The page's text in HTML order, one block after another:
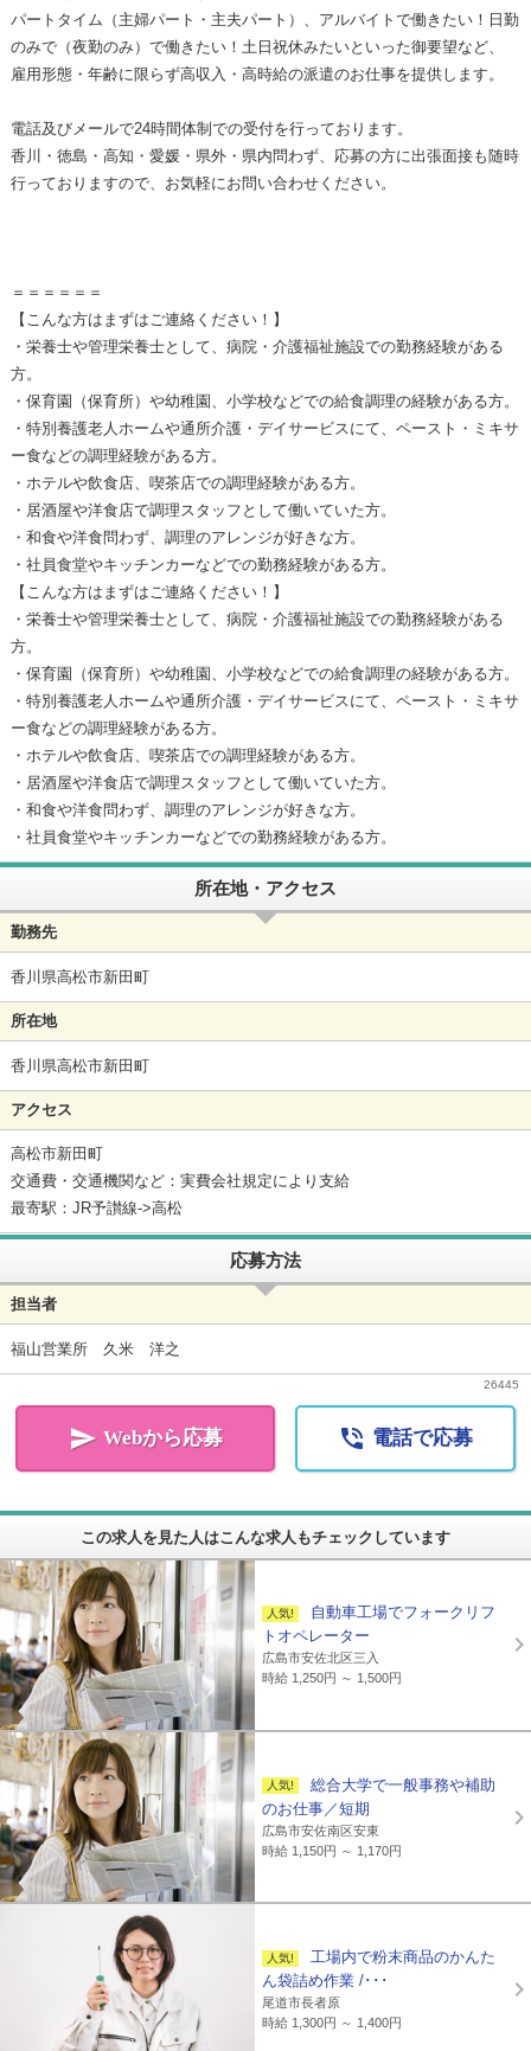
パートタイム（主婦パート・主夫パート）、アルバイトで働きたい！日勤
のみで（夜勤のみ）で働きたい！土日祝休みたいといった御要望など、
雇用形態・年齢に限らず高収入・高時給の派遣のお仕事を提供します。
電話及びメールで24時間体制での受付を行っております。
香川・徳島・高知・愛媛・県外・県内問わず、応募の方に出張面接も随時
行っておりますので、お気軽にお問い合わせください。
＝＝＝＝＝＝
【こんな方はまずはご連絡ください！】
・栄養士や管理栄養士として、病院・介護福祉施設での勤務経験がある
方。
・保育園（保育所）や幼稚園、小学校などでの給食調理の経験がある方。
・特別養護老人ホームや通所介護・デイサービスにて、ペースト・ミキサ
ー食などの調理経験がある方。
・ホテルや飲食店、喫茶店での調理経験がある方。
・居酒屋や洋食店で調理スタッフとして働いていた方。
・和食や洋食問わず、調理のアレンジが好きな方。
・社員食堂やキッチンカーなどでの勤務経験がある方。
【こんな方はまずはご連絡ください！】
・栄養士や管理栄養士として、病院・介護福祉施設での勤務経験がある
方。
・保育園（保育所）や幼稚園、小学校などでの給食調理の経験がある方。
・特別養護老人ホームや通所介護・デイサービスにて、ペースト・ミキサ
ー食などの調理経験がある方。
・ホテルや飲食店、喫茶店での調理経験がある方。
・居酒屋や洋食店で調理スタッフとして働いていた方。
・和食や洋食問わず、調理のアレンジが好きな方。
・社員食堂やキッチンカーなどでの勤務経験がある方。
所在地・アクセス
勤務先
香川県高松市新田町
所在地
香川県高松市新田町
アクセス
高松市新田町
交通費・交通機関など：実費会社規定により支給
最寄駅：JR予讃線->高松
応募方法
担当者
福山営業所 久米 洋之
26445
 Webから応募  電話で応募
この求人を見た人はこんな求人もチェックしています
自動車工場でフォークリフ
トオペレーター
広島市安佐北区三入
時給 1,250円 ～ 1,500円
総合大学で一般事務や補助
のお仕事／短期
広島市安佐南区安東
時給 1,150円 ～ 1,170円
工場内で粉末商品のかんた
ん袋詰め作業 /･･･
尾道市長者原
時給 1,300円 ～ 1,400円